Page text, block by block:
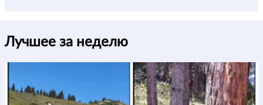
Лучшее за неделю